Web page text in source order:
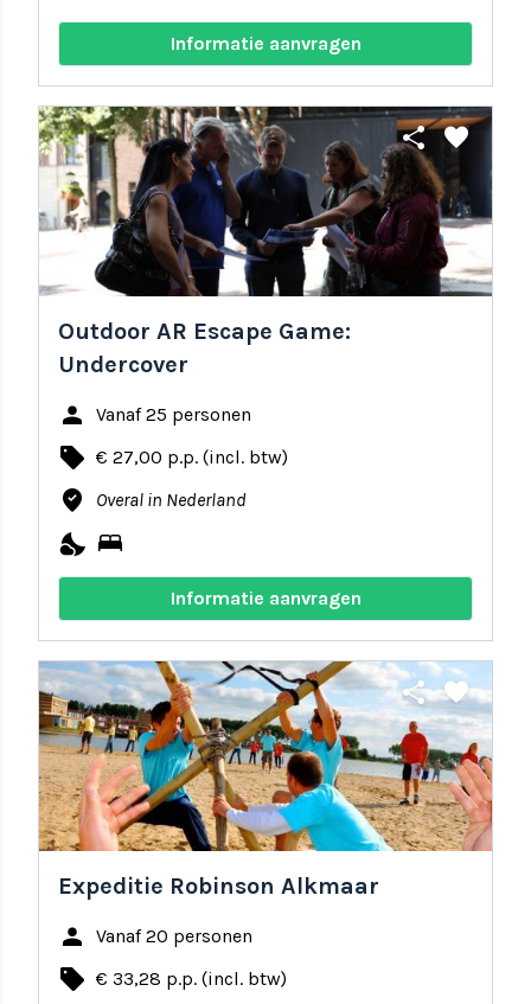
Informatie aanvragen
share favorite
Outdoor AR Escape Game:
Undercover
person Vanaf 25 personen
local_offer € 27,00 p.p. (incl. btw)
where_to_vote Overal in Nederland
nights_stay bed
Informatie aanvragen
share favorite
Expeditie Robinson Alkmaar
person Vanaf 20 personen
local_offer € 33,28 p.p. (incl. btw)